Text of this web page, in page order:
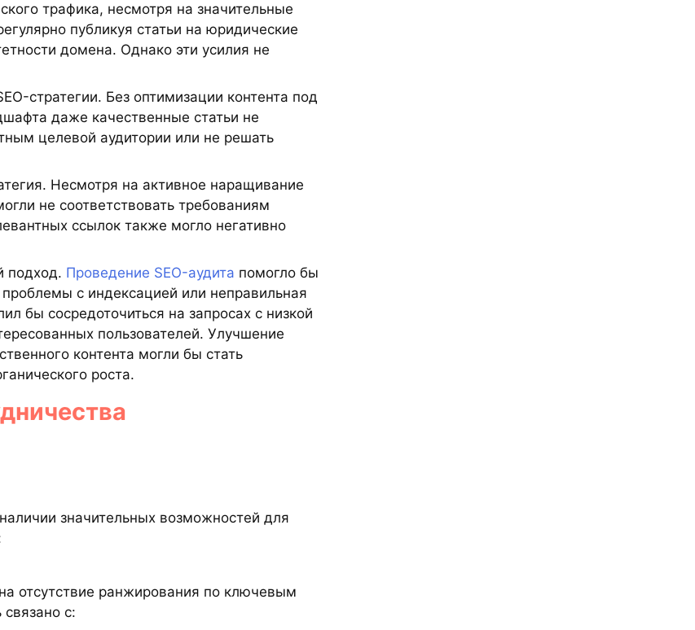
трафика, несмотря на значительные
публикуя статьи на юридические
домена. Однако эти усилия не
стратегии. Без оптимизации контента под
даже качественные статьи не
целевой аудитории или не решать
Несмотря на активное наращивание
не соответствовать требованиям
ссылок также могло негативно
подход. Проведение SEO-аудита помогло бы
с индексацией или неправильная
бы сосредоточиться на запросах с низкой
пользователей. Улучшение
контента могли бы стать
роста.
значительных возможностей для
отсутствие ранжирования по ключевым
с: